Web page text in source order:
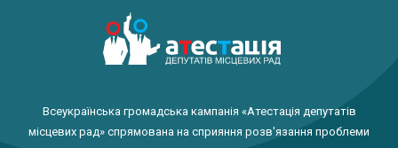
Всеукраїнська громадська кампанія «Атестація депутатів
місцевих рад» спрямована на сприяння розв'язання проблеми